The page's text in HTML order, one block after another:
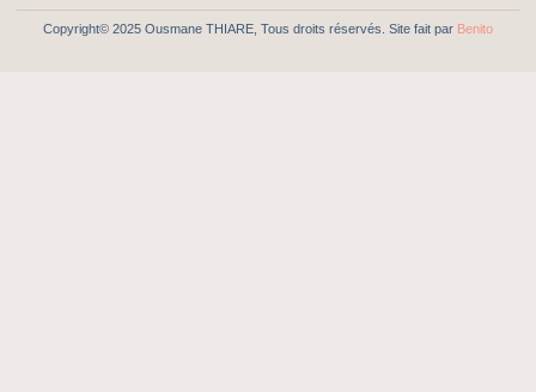
Copyright© 2025 Ousmane THIARE, Tous droits réservés. Site fait par Benito